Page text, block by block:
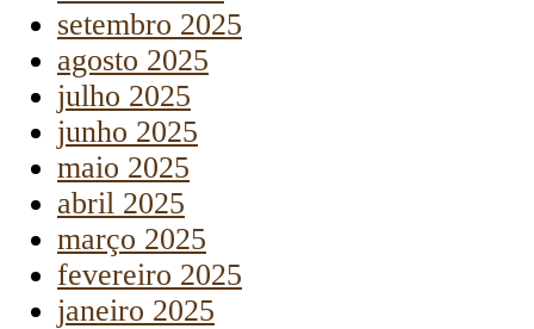
setembro 2025
agosto 2025
julho 2025
junho 2025
maio 2025
abril 2025
março 2025
fevereiro 2025
janeiro 2025